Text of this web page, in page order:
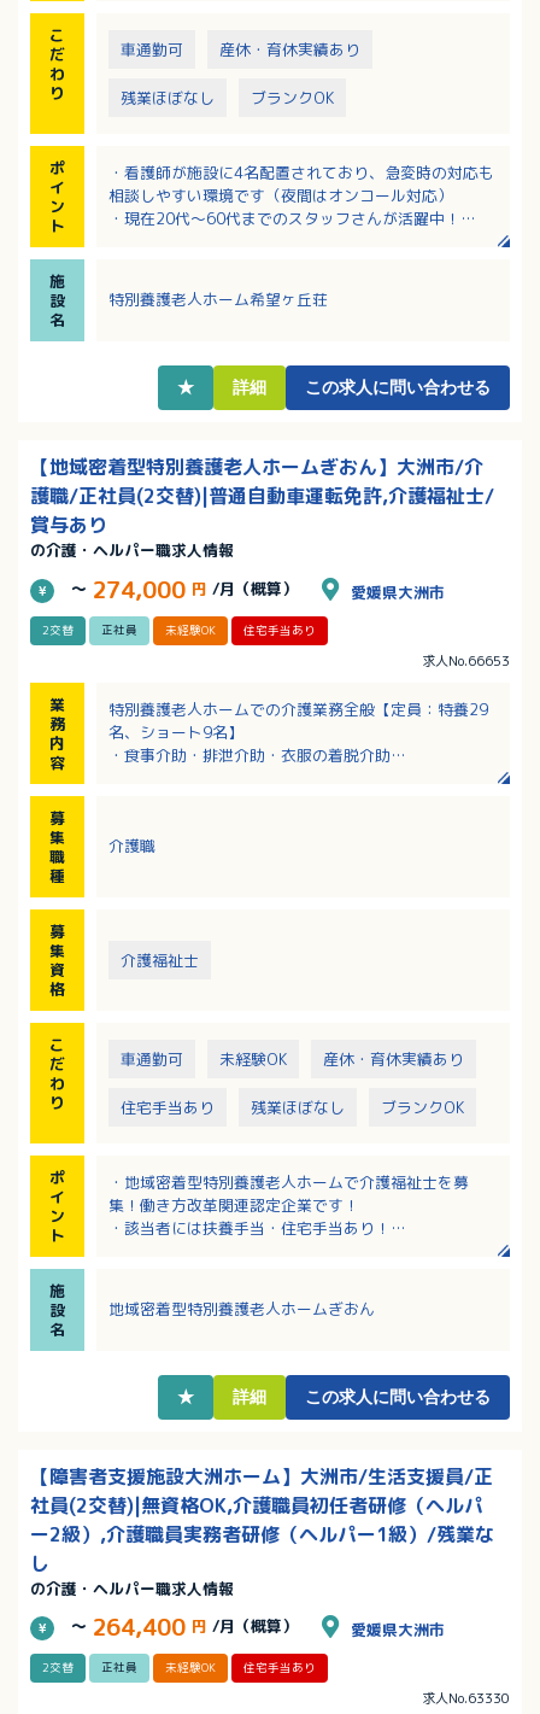
（3～4回／月）
ア 介護職1名
こ
だ
わ
り
車通勤可 産休・育休実績あり
残業ほぼなし ブランクOK
ポ
イ
ン
ト
・看護師が施設に4名配置されており、急変時の対応も
相談しやすい環境です（夜間はオンコール対応）
・現在20代～60代までのスタッフさんが活躍中！
・処遇改善手当および一時金の支給もあり手厚い待
遇！
施
設
名
特別養護老人ホーム希望ヶ丘荘
★ 詳細 この求人に問い合わせる
【地域密着型特別養護老人ホームぎおん】大洲市/介
護職/正社員(2交替)|普通自動車運転免許,介護福祉士/
賞与あり
の介護・ヘルパー職求人情報
～ 274,000 円 /月（概算） 愛媛県大洲市
2交替 正社員 未経験OK 住宅手当あり
求人No.66653
業
務
内
容
特別養護老人ホームでの介護業務全般【定員：特養29
名、ショート9名】
・食事介助・排泄介助・衣服の着脱介助
※平均介護度：4程度
募
集
職
種
介護職
募
集
資
格
介護福祉士
こ
だ
わ
り
車通勤可 未経験OK 産休・育休実績あり
住宅手当あり 残業ほぼなし ブランクOK
ポ
イ
ン
ト
・地域密着型特別養護老人ホームで介護福祉士を募
集！働き方改革関連認定企業です！
・該当者には扶養手当・住宅手当あり！
・３つの退職金制度で定年後の資産形成を支援！将来
で通勤便利！
・2021年11月1日に開所（開設）した、まだまだ新し
施
設
名
地域密着型特別養護老人ホームぎおん
★ 詳細 この求人に問い合わせる
【障害者支援施設大洲ホーム】大洲市/生活支援員/正
社員(2交替)|無資格OK,介護職員初任者研修（ヘルパ
ー2級）,介護職員実務者研修（ヘルパー1級）/残業な
し
の介護・ヘルパー職求人情報
～ 264,400 円 /月（概算） 愛媛県大洲市
2交替 正社員 未経験OK 住宅手当あり
求人No.63330